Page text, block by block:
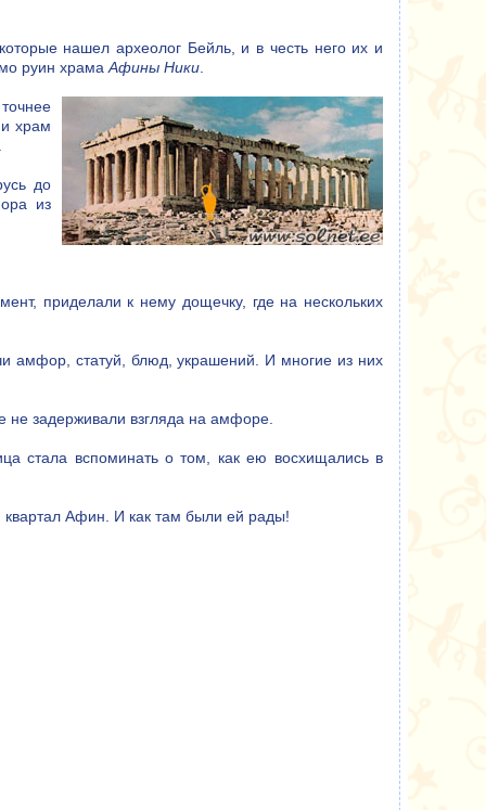
нашел археолог Бейль, и в честь него их и
руин храмаАфины Ники.
храм
до
из
приделали к нему дощечку, где на нескольких
амфор, статуй, блюд, украшений. И многие из них
не задерживали взгляда на амфоре.
стала вспоминать о том, как ею восхищались в
Афин. И как там были ей рады!